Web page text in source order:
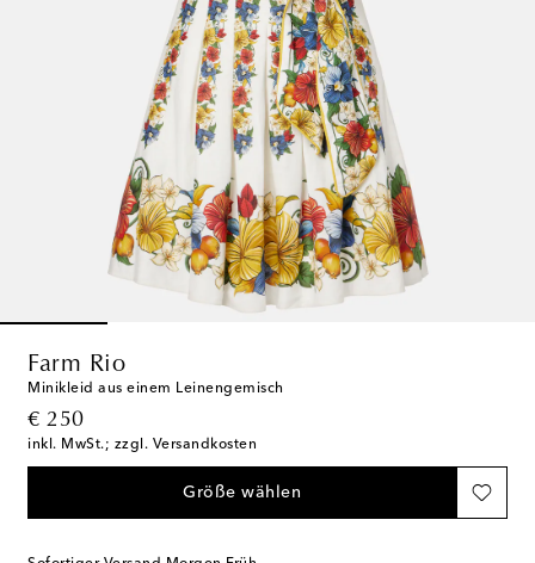
Farm Rio
Minikleid aus einem Leinengemisch
€ 250
original price
inkl. MwSt.; zzgl. Versandkosten
Größe wählen